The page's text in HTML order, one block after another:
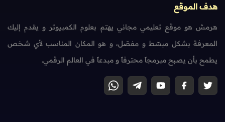
هدف الموقع
هرمش هو موقع تعليمي مجاني يهتم بعلوم الكمبيوتر و يقدم إليك
المعرفة بشكل مبسّط و مفصّل، و هو المكان المناسب لأي شخص
يطمح بأن يصبح مبرمجاً محترفاً و مبدعاً في العالم الرقمي.